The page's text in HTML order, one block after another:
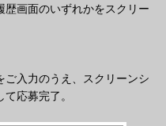
歴画面のいずれかをスクリー
入力のうえ、スクリーンシ
応募完了。